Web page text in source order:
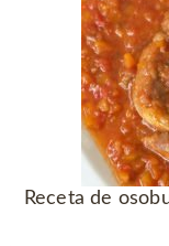
Receta de